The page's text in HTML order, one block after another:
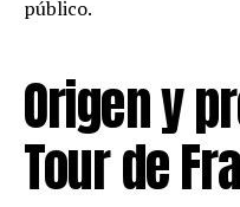
público.
Origen y
Tour de